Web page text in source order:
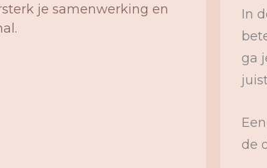
je samenwerking en
In
ga
Een
de